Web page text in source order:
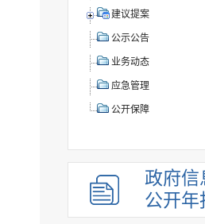
建议提案
公示公告
业务动态
应急管理
公开保障
政府信
公开年